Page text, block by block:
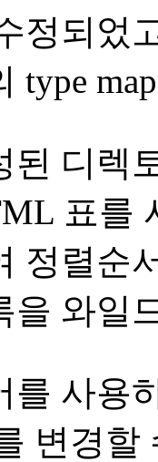
정되었
type
된 디렉
표를
정렬순
을 와일
를 사용
변경할